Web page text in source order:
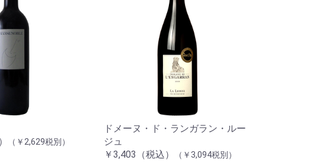
（￥2,629税別）
ドメーヌ・ド・ランガラン・ルー
ジュ
￥3,403（税込）
（￥3,094税別）